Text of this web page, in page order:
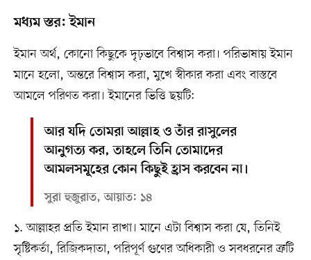
মধ্যম স্তর: ইমান
ইমান অর্থ, কোনো কিছুকে দৃঢ়ভাবে বিশ্বাস করা। পরিভাষায় ইমান
মানে হলো, অন্তরে বিশ্বাস করা, মুখে স্বীকার করা এবং বাস্তবে
আমলে পরিণত করা। ইমানের ভিত্তি ছয়টি:
আর যদি তোমরা আল্লাহ ও তাঁর রাসুলের
আনুগত্য কর, তাহলে তিনি তোমাদের
আমলসমূহের কোন কিছুই হ্রাস করবেন না।
সুরা হুজুরাত, আয়াত: ১৪
১. আল্লাহর প্রতি ইমান রাখা। মানে এটা বিশ্বাস করা যে, তিনিই
সৃষ্টিকর্তা, রিজিকদাতা, পরিপূর্ণ গুণের অধিকারী ও সবধরনের ত্রুটি